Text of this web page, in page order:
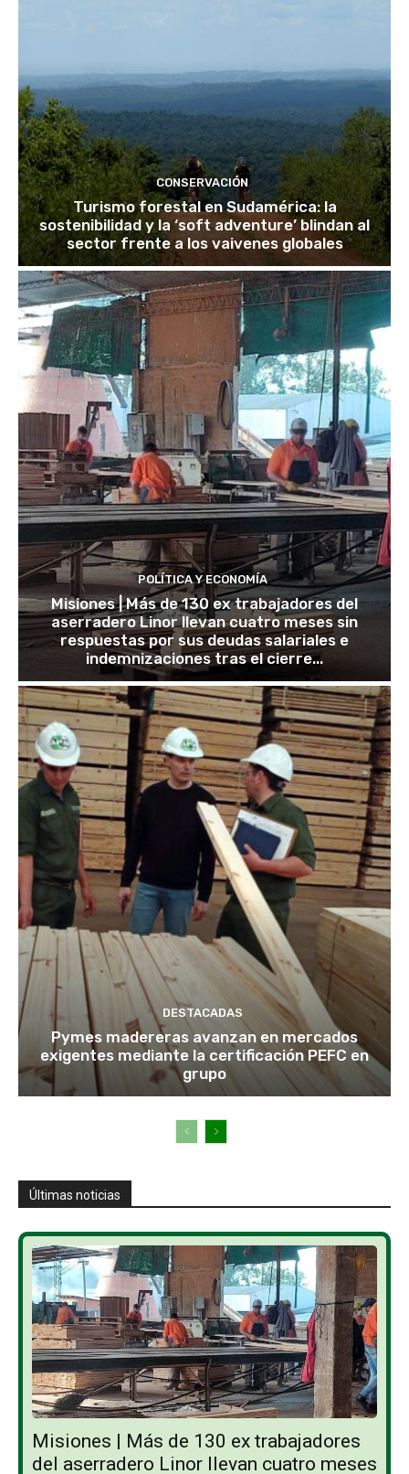
CONSERVACIÓN
Turismo forestal en Sudamérica: la
sostenibilidad y la ‘soft adventure’ blindan al
sector frente a los vaivenes globales
POLÍTICA Y ECONOMÍA
Misiones | Más de 130 ex trabajadores del
aserradero Linor llevan cuatro meses sin
respuestas por sus deudas salariales e
indemnizaciones tras el cierre...
DESTACADAS
Pymes madereras avanzan en mercados
exigentes mediante la certificación PEFC en
grupo
Últimas noticias
Misiones | Más de 130 ex trabajadores
del aserradero Linor llevan cuatro meses